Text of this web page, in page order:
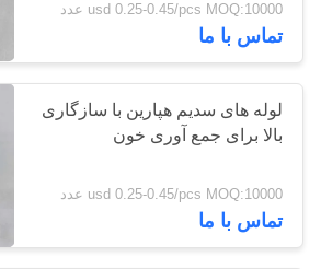
ژل و لوله فعال
usd 0.25-0.45/pcs MOQ:10000 عدد
تماس با ما
لوله های سدیم هپارین با سازگاری
بالا برای جمع آوری خون
usd 0.25-0.45/pcs MOQ:10000 عدد
تماس با ما